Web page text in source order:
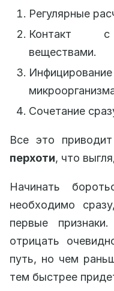
Регулярные
Контакт с
веществами.
Сочетание
Все это
перхоти, что
Начинать
необходимо
первые
отрицать
путь, но чем
тем быстрее